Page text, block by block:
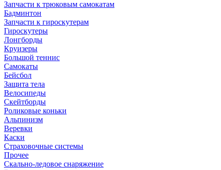
Запчасти к трюковым самокатам
Бадминтон
Запчасти к гироскутерам
Гироскутеры
Лонгборды
Круизеры
Большой теннис
Самокаты
Бейсбол
Защита тела
Велосипеды
Скейтборды
Роликовые коньки
Альпинизм
Веревки
Каски
Страховочные системы
Прочее
Скально-ледовое снаряжение